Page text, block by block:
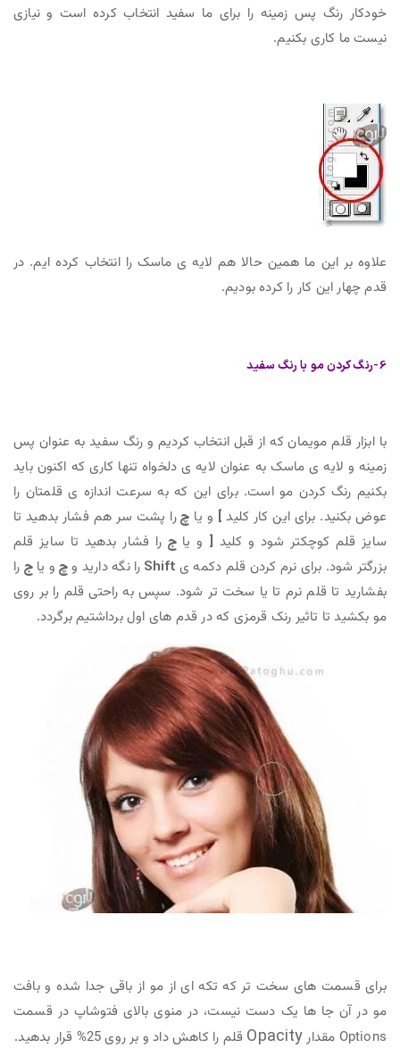
خودکار رنگ پس زمینه را برای ما سفید انتخاب کرده است و نیازی
نیست ما کاری بکنیم.
علاوه بر این ما همین حالا هم لایه ی ماسک را انتخاب کرده ایم. در
قدم چهار این کار را کرده بودیم.
6-رنگ کردن مو با رنگ سفید
با ابزار قلم مویمان که از قبل انتخاب کردیم و رنگ سفید به عنوان پس
زمینه و لایه ی ماسک به عنوان لایه ی دلخواه تنها کاری که اکنون باید
بکنیم رنگ کردن مو است. برای این که به سرعت اندازه ی قلمتان را
عوض بکنید. برای این کار کلید ] و یا چرا پشت سر هم فشار بدهید تا
سایز قلم کوچکتر شود و کلید [ و یاج را فشار بدهید تا سایز قلم
بزرگتر شود. برای نرم کردن قلم دکمه ی Shift را نگه دارید وچ و یاج را
بفشارید تا قلم نرم تا یا سخت تر شود. سپس به راحتی قلم را بر روی
مو بکشید تا تاثیر رنک قرمزی که در قدم های اول برداشتیم برگردد.
برای قسمت های سخت تر که تکه ای از مو از باقی جدا شده و بافت
مو در آن جا ها یک دست نیست، در منوی بالای فتوشاپ در قسمت
Options مقدار
Opacity قلم را کاهش داد و بر روی 25% قرار بدهید.